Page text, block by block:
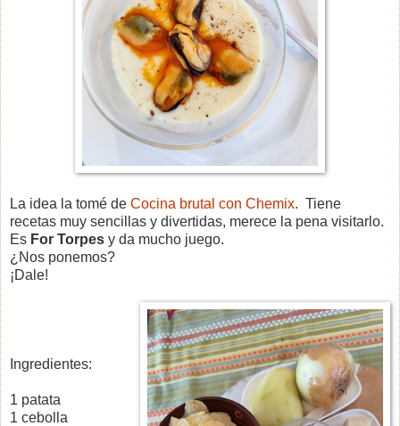
La idea la tomé de Cocina brutal con Chemix. Tiene
recetas muy sencillas y divertidas, merece la pena visitarlo.
Es For Torpes y da mucho juego.
¿Nos ponemos?
¡Dale!
Ingredientes:
1 patata
1 cebolla